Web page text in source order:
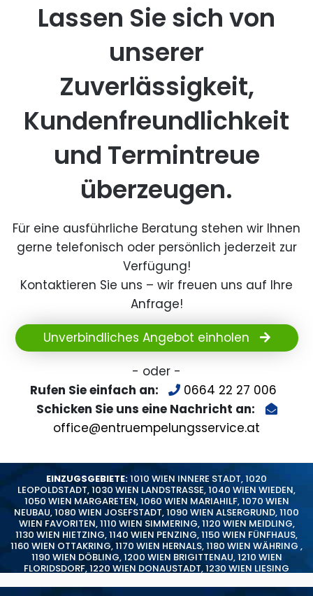
Lassen Sie sich von
unserer
Zuverlässigkeit,
Kundenfreundlichkeit
und Termintreue
überzeugen.
Für eine ausführliche Beratung stehen wir Ihnen
gerne telefonisch oder persönlich jederzeit zur
Verfügung!
Kontaktieren Sie uns – wir freuen uns auf Ihre
Anfrage!
Unverbindliches Angebot einholen
- oder -
Rufen Sie einfach an:
0664 22 27 006
Schicken Sie uns eine Nachricht an:
office@entruempelungsservice.at
EINZUGSGEBIETE:1010 WIEN INNERE STADT,1020
LEOPOLDSTADT,1030 WIEN LANDSTRASSE,1040 WIEN WIEDEN,
1050 WIEN MARGARETEN,1060 WIEN MARIAHILF,1070 WIEN
NEUBAU,1080 WIEN JOSEFSTADT,1090 WIEN ALSERGRUND,1100
WIEN FAVORITEN,1110 WIEN SIMMERING,1120 WIEN MEIDLING,
1130 WIEN HIETZING,1140 WIEN PENZING,1150 WIEN FÜNFHAUS,
1160 WIEN OTTAKRING,1170 WIEN HERNALS,1180 WIEN WÄHRING ,
1190 WIEN DÖBLING,1200 WIEN BRIGITTENAU,1210 WIEN
FLORIDSDORF,1220 WIEN DONAUSTADT,1230 WIEN LIESING